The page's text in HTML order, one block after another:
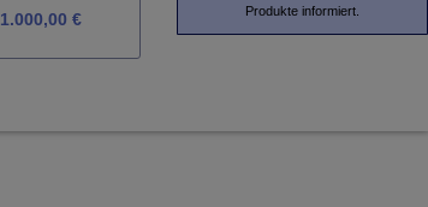
1.000,00 € 2.190,00 €
Produkte informiert.